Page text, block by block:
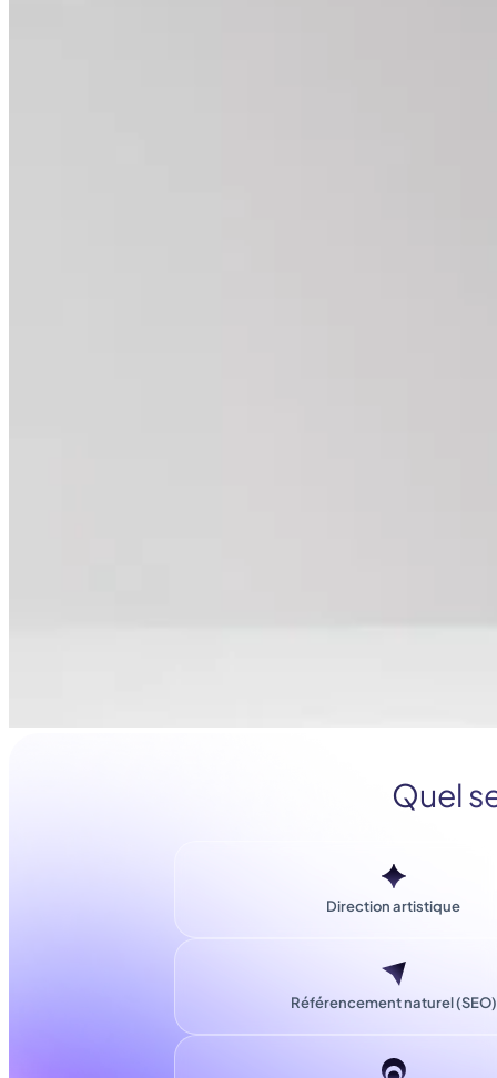
Quel
Direction artistique
Référencement naturel (SEO)